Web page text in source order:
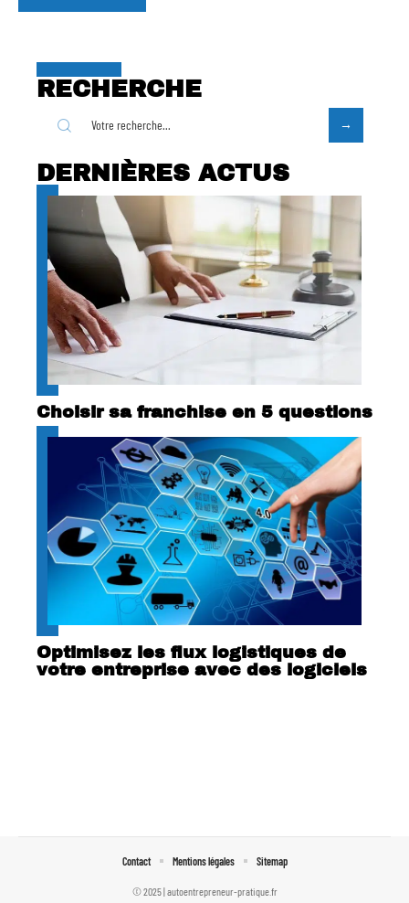
RECHERCHE
DERNIÈRES ACTUS
Choisir sa franchise en 5 questions
Optimisez les flux logistiques de
votre entreprise avec des logiciels
© 2025 | autoentrepreneur-pratique.fr
Contact Mentions légales Sitemap